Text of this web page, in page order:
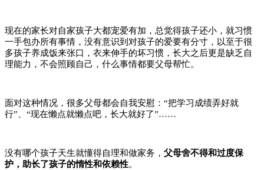
现在的家长对自家孩子大都宠爱有加，总觉得孩子还小，就习惯
一手包办所有事情，没有意识到对孩子的爱要有分寸，以至于很
多孩子养成饭来张口，衣来伸手的坏习惯，长大之后更是缺乏自
理能力，不会照顾自己，什么事情都要父母帮忙。
面对这种情况，很多父母都会自我安慰：“把学习成绩弄好就
行”、“现在懒点就懒点吧，长大就好了”……
没有哪个孩子天生就懂得自理和做家务， 父母舍不得和过度保
护，助长了孩子的惰性和依赖性。